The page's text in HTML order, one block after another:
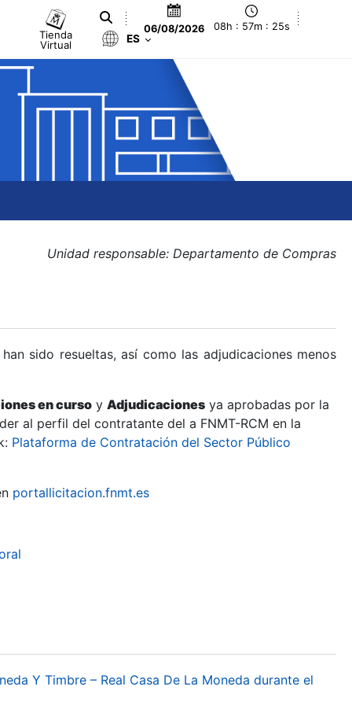
Tienda
Virtual
06/08/2026 08h : 57m : 25s
ES
Unidad responsable: Departamento de Compras
sido resueltas, así como las adjudicaciones menos
en curso y Adjudicaciones ya aprobadas por la
al perfil del contratante del a FNMT-RCM en la
Plataforma de Contratación del Sector Público
portallicitacion.fnmt.es
Y Timbre – Real Casa De La Moneda durante el